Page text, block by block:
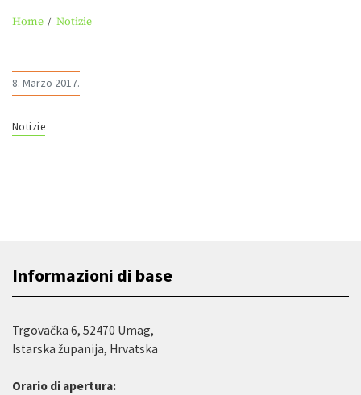
Home Notizie
8. Marzo 2017.
Notizie
Informazioni di base
Trgovačka 6, 52470 Umag,
Istarska županija, Hrvatska
Orario di apertura: